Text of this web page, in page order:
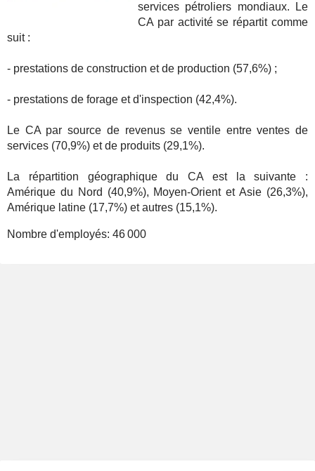
services pétroliers mondiaux. Le
CA par activité se répartit comme
suit :
- prestations de construction et de production (57,6%) ;
- prestations de forage et d'inspection (42,4%).
Le CA par source de revenus se ventile entre ventes de
services (70,9%) et de produits (29,1%).
La répartition géographique du CA est la suivante :
Amérique du Nord (40,9%), Moyen-Orient et Asie (26,3%),
Amérique latine (17,7%) et autres (15,1%).
Nombre d'employés: 46 000